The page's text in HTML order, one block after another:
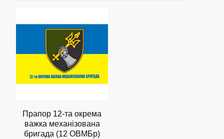
Прапор 12-та окрема
важка механізована
бригада (12 ОВМБр)